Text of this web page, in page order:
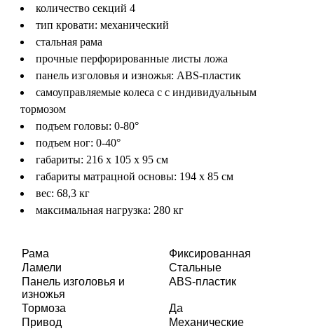
количество секций 4
тип кровати: механический
стальная рама
прочные перфорированные листы ложа
панель изголовья и изножья: ABS-пластик
самоуправляемые колеса с с индивидуальным
тормозом
подъем головы: 0-80°
подъем ног: 0-40°
габариты: 216 х 105 х 95 см
габариты матрацной основы: 194 х 85 см
вес: 68,3 кг
максимальная нагрузка: 280 кг
Рама
Фиксированная
Ламели
Стальные
Панель изголовья и
изножья
ABS-пластик
Тормоза
Да
Привод
Механические